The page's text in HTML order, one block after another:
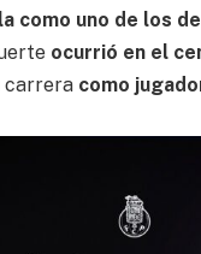
como uno de los
ocurrió en el
carrera como